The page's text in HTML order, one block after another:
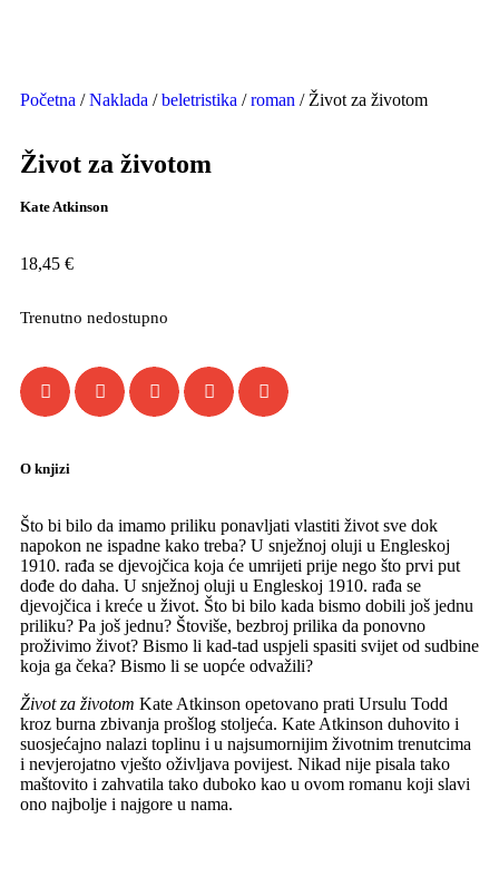
Početna /Naklada /beletristika /roman / Život za životom
Život za životom
Kate Atkinson
18,45 €
Trenutno nedostupno
O knjizi
Što bi bilo da imamo priliku ponavljati vlastiti život sve dok
napokon ne ispadne kako treba? U snježnoj oluji u Engleskoj
1910. rađa se djevojčica koja će umrijeti prije nego što prvi put
dođe do daha. U snježnoj oluji u Engleskoj 1910. rađa se
djevojčica i kreće u život. Što bi bilo kada bismo dobili još jednu
priliku? Pa još jednu? Štoviše, bezbroj prilika da ponovno
proživimo život? Bismo li kad-tad uspjeli spasiti svijet od sudbine
koja ga čeka? Bismo li se uopće odvažili?
Život za životom Kate Atkinson opetovano prati Ursulu Todd
kroz burna zbivanja prošlog stoljeća. Kate Atkinson duhovito i
suosjećajno nalazi toplinu i u najsumornijim životnim trenutcima
i nevjerojatno vješto oživljava povijest. Nikad nije pisala tako
maštovito i zahvatila tako duboko kao u ovom romanu koji slavi
ono najbolje i najgore u nama.